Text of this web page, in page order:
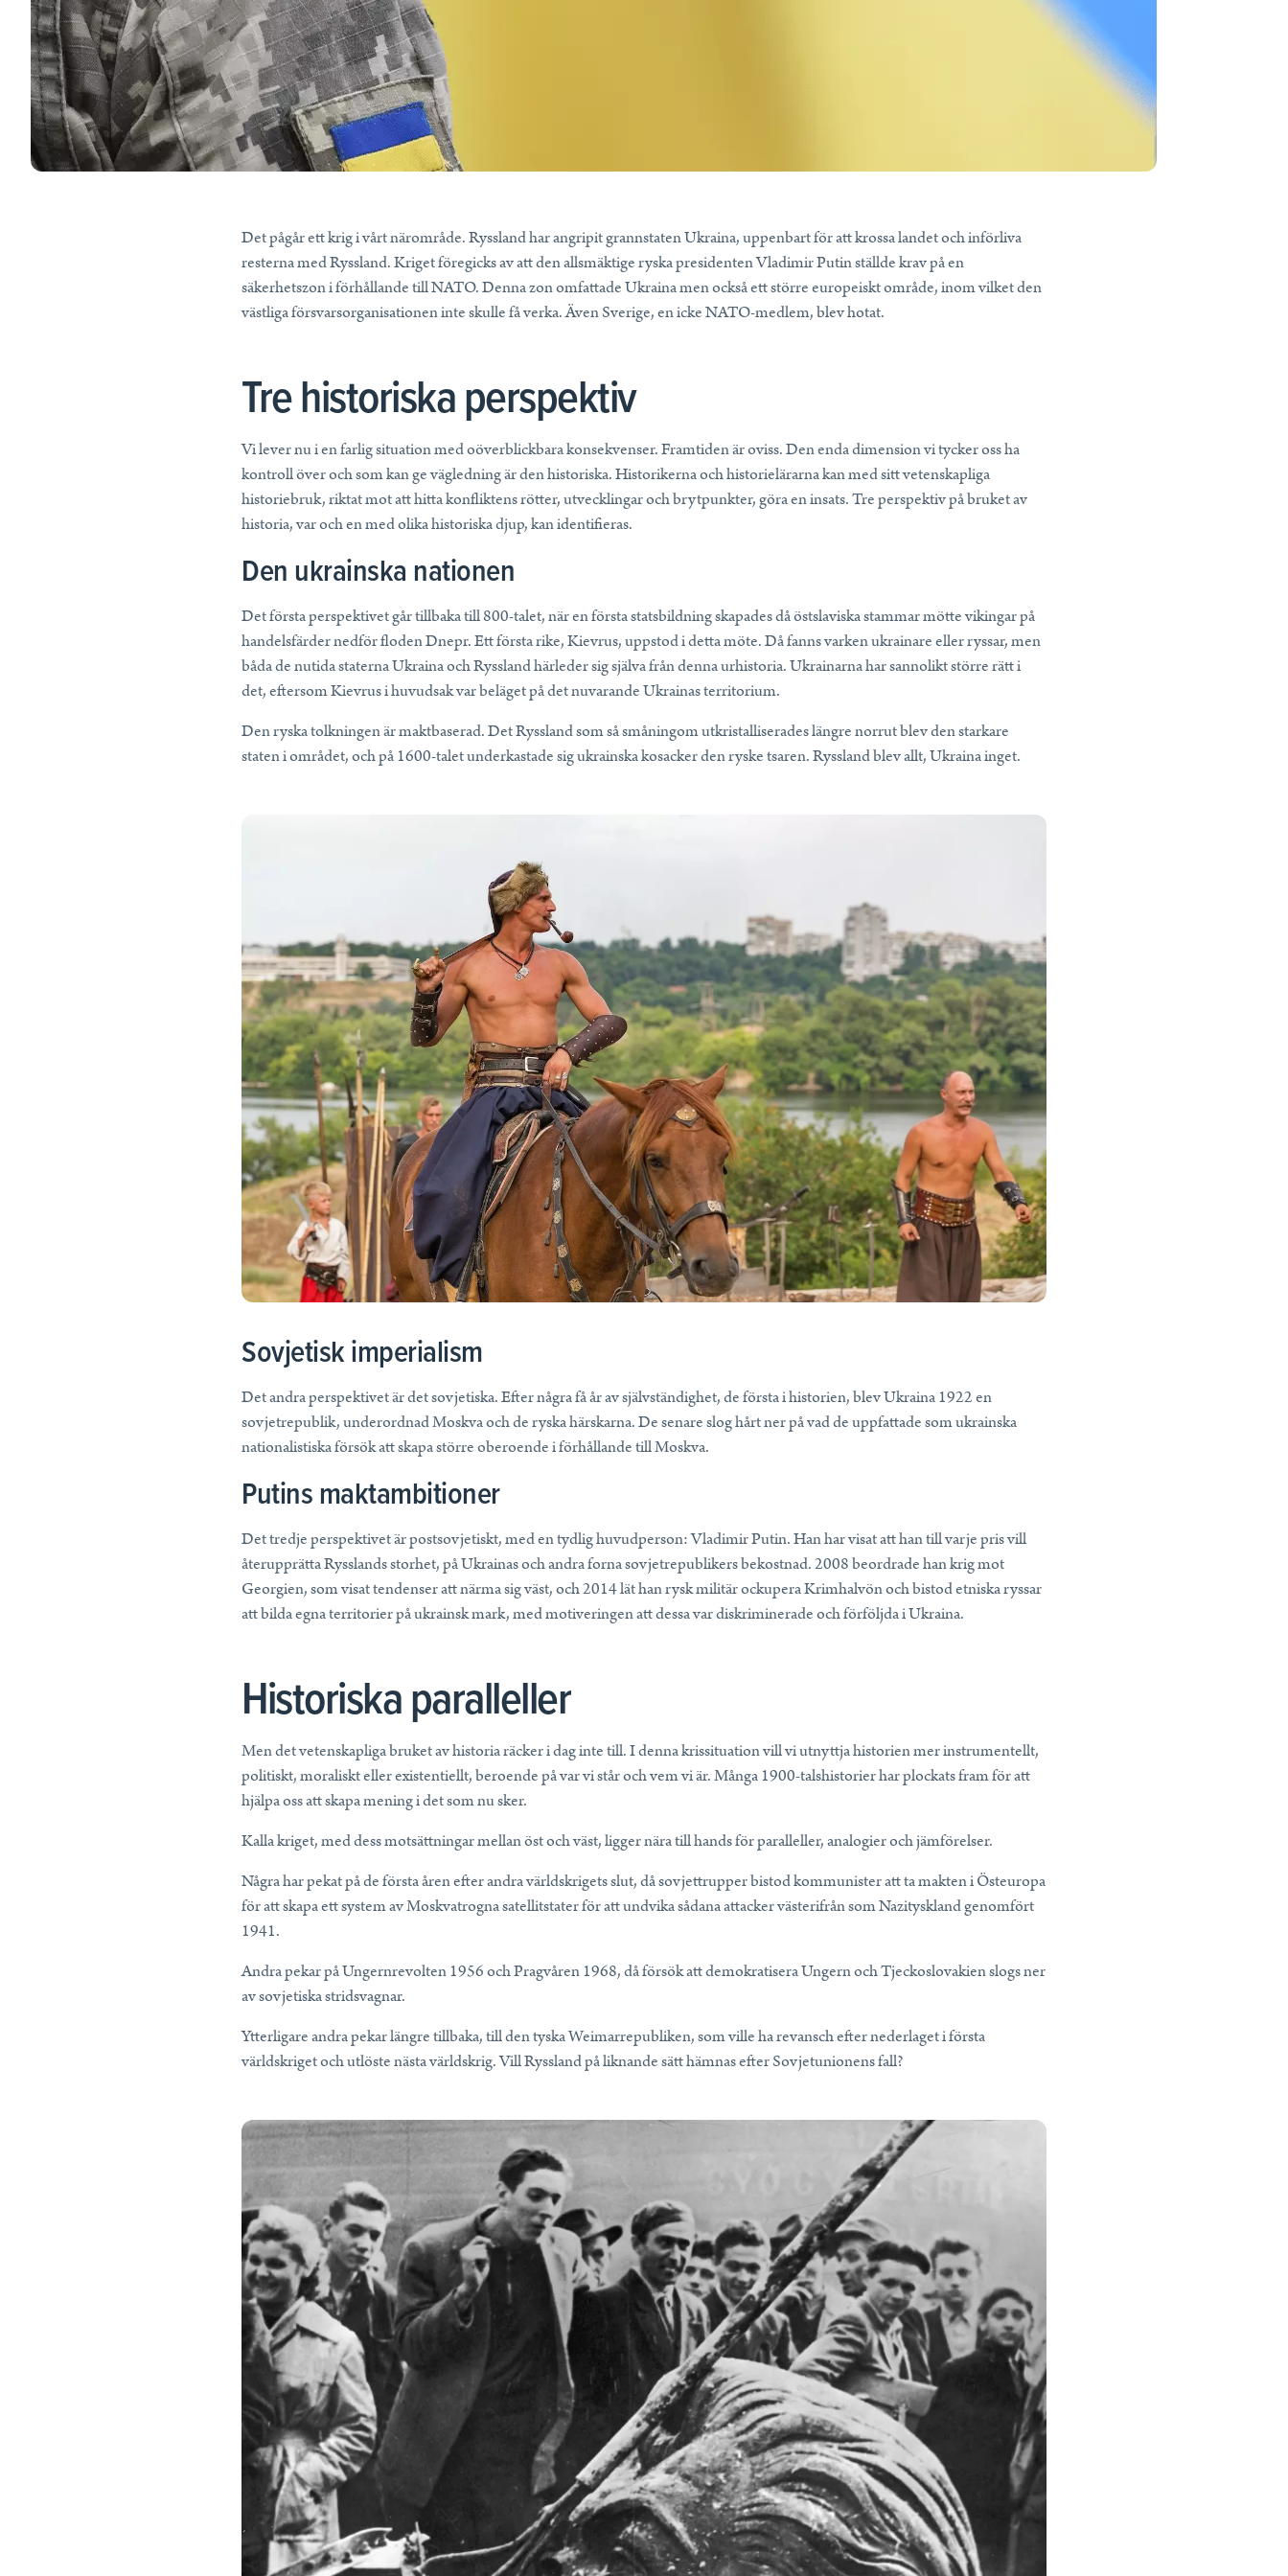
Läs mer
Lektionstips
Webbinarier & Inspelat
Ta din undervisning till nästa nivå.
Kom igång
Håll dig uppdaterad med det senaste från NE.
Frågor och svar om våra tjänster, samlade på ett ställe.
Det pågår ett krig i vårt närområde. Ryssland har angripit grannstaten Ukraina, uppenbart för att krossa landet och införliva
resterna med Ryssland. Kriget föregicks av att den allsmäktige ryska presidenten Vladimir Putin ställde krav på en
säkerhetszon i förhållande till NATO. Denna zon omfattade Ukraina men också ett större europeiskt område, inom vilket den
västliga försvarsorganisationen inte skulle få verka. Även Sverige, en icke NATO-medlem, blev hotat.
Tre historiska perspektiv
Vi lever nu i en farlig situation med oöverblickbara konsekvenser. Framtiden är oviss. Den enda dimension vi tycker oss ha
kontroll över och som kan ge vägledning är den historiska. Historikerna och historielärarna kan med sitt vetenskapliga
historiebruk, riktat mot att hitta konfliktens rötter, utvecklingar och brytpunkter, göra en insats. Tre perspektiv på bruket av
historia, var och en med olika historiska djup, kan identifieras.
Den ukrainska nationen
Det första perspektivet går tillbaka till 800-talet, när en första statsbildning skapades då östslaviska stammar mötte vikingar på
handelsfärder nedför floden Dnepr. Ett första rike, Kievrus, uppstod i detta möte. Då fanns varken ukrainare eller ryssar, men
båda de nutida staterna Ukraina och Ryssland härleder sig själva från denna urhistoria. Ukrainarna har sannolikt större rätt i
det, eftersom Kievrus i huvudsak var beläget på det nuvarande Ukrainas territorium.
Den ryska tolkningen är maktbaserad. Det Ryssland som så småningom utkristalliserades längre norrut blev den starkare
staten i området, och på 1600-talet underkastade sig ukrainska kosacker den ryske tsaren. Ryssland blev allt, Ukraina inget.
Sovjetisk imperialism
Det andra perspektivet är det sovjetiska. Efter några få år av självständighet, de första i historien, blev Ukraina 1922 en
sovjetrepublik, underordnad Moskva och de ryska härskarna. De senare slog hårt ner på vad de uppfattade som ukrainska
nationalistiska försök att skapa större oberoende i förhållande till Moskva.
Putins maktambitioner
Det tredje perspektivet är postsovjetiskt, med en tydlig huvudperson: Vladimir Putin. Han har visat att han till varje pris vill
återupprätta Rysslands storhet, på Ukrainas och andra forna sovjetrepublikers bekostnad. 2008 beordrade han krig mot
Georgien, som visat tendenser att närma sig väst, och 2014 lät han rysk militär ockupera Krimhalvön och bistod etniska ryssar
att bilda egna territorier på ukrainsk mark, med motiveringen att dessa var diskriminerade och förföljda i Ukraina.
Historiska paralleller
Men det vetenskapliga bruket av historia räcker i dag inte till. I denna krissituation vill vi utnyttja historien mer instrumentellt,
politiskt, moraliskt eller existentiellt, beroende på var vi står och vem vi är. Många 1900-talshistorier har plockats fram för att
hjälpa oss att skapa mening i det som nu sker.
Kalla kriget, med dess motsättningar mellan öst och väst, ligger nära till hands för paralleller, analogier och jämförelser.
Några har pekat på de första åren efter andra världskrigets slut, då sovjettrupper bistod kommunister att ta makten i Östeuropa
för att skapa ett system av Moskvatrogna satellitstater för att undvika sådana attacker västerifrån som Nazityskland genomfört
1941.
Andra pekar på Ungernrevolten 1956 och Pragvåren 1968, då försök att demokratisera Ungern och Tjeckoslovakien slogs ner
av sovjetiska stridsvagnar.
Ytterligare andra pekar längre tillbaka, till den tyska Weimarrepubliken, som ville ha revansch efter nederlaget i första
världskriget och utlöste nästa världskrig. Vill Ryssland på liknande sätt hämnas efter Sovjetunionens fall?